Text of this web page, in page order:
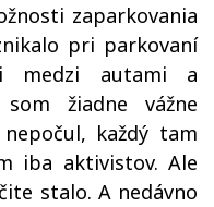
zaparkovania
pri parkovaní
medzi autami a
som žiadne vážne
každý tam
iba aktivistov.Ale
stalo. A nedávno